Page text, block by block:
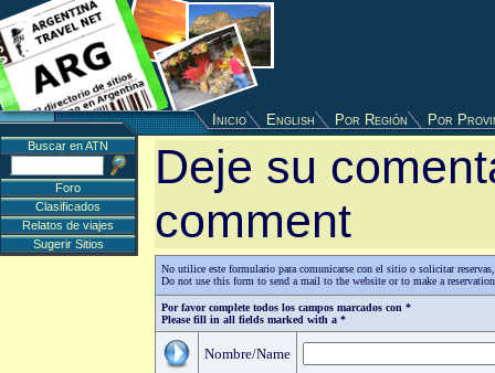
Inicio English Por Región Por
Deje su
comment
No utilice este formulario para comunicarse con el sitio o solicitar
Do not use this form to send a mail to the website or to make a
Por favor complete todos los campos marcados con *
Please fill in all fields marked with a *
Nombre/Name
Buscar en ATN
Foro
Clasificados
Relatos de viajes
Sugerir Sitios